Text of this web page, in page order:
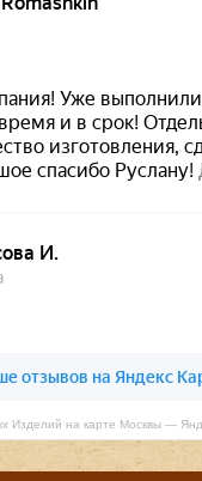
Изделий на карте Москвы —